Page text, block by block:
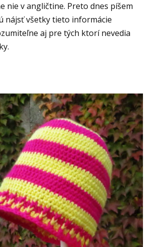
nie v angličtine. Preto dnes píšem
nájsť všetky tieto informácie
aj pre tých ktorí nevedia